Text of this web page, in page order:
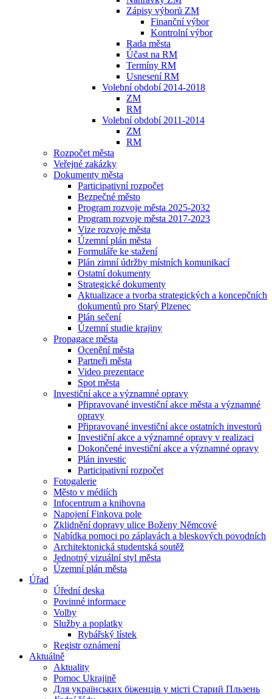
Zápisy výborů ZM
Finanční výbor
Kontrolní výbor
Rada města
Účast na RM
Termíny RM
Usnesení RM
Volební období 2014-2018
ZM
RM
Volební období 2011-2014
ZM
RM
Rozpočet města
Veřejné zakázky
Dokumenty města
Participativní rozpočet
Bezpečné město
Program rozvoje města 2025-2032
Program rozvoje města 2017-2023
Vize rozvoje města
Územní plán města
Formuláře ke stažení
Plán zimní údržby místních komunikací
Ostatní dokumenty
Strategické dokumenty
Aktualizace a tvorba strategických a koncepčních
dokumentů pro Starý Plzenec
Plán sečení
Územní studie krajiny
Propagace města
Ocenění města
Partneři města
Video prezentace
Spot města
Investiční akce a významné opravy
Připravované investiční akce města a významné
opravy
Připravované investiční akce ostatních investorů
Investiční akce a významné opravy v realizaci
Dokončené investiční akce a významné opravy
Plán investic
Participativní rozpočet
Fotogalerie
Město v médiích
Infocentrum a knihovna
Napojení Finkova pole
Zklidnění dopravy ulice Boženy Němcové
Nabídka pomoci po záplavách a bleskových povodních
Architektonická studentská soutěž
Jednotný vizuální styl města
Územní plán města
Úřad
Úřední deska
Povinné informace
Volby
Služby a poplatky
Rybářský lístek
Registr oznámení
Aktuálně
Aktuality
Pomoc Ukrajině
Для українських біженців у місті Старий Пльзень